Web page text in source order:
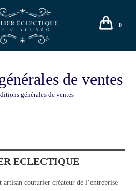
0
de ventes
générales de ventes
ECLECTIQUE
couturier créateur de l’entreprise